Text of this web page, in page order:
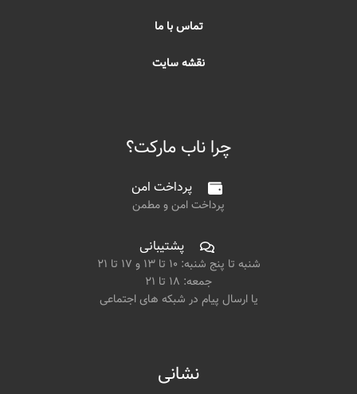
تماس با ما
نقشه سایت
چرا ناب مارکت؟
پرداخت امن
پرداخت امن و مطمن
پشتیبانی
شنبه تا پنج شنبه: ۱۰ تا ۱۳ و ۱۷ تا ۲۱
جمعه: ۱۸ تا ۲۱
یا ارسال پیام در شبکه های اجتماعی
نشانی